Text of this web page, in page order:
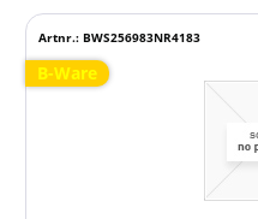
B-Ware
Artnr.: BWS256983NR4183